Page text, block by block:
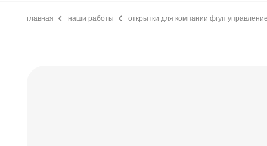
главная наши работы открытки для компании фгуп